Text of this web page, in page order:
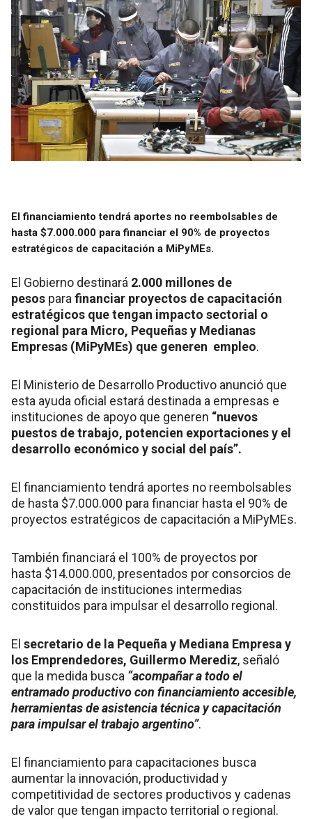
El financiamiento tendrá aportes no reembolsables de
hasta $7.000.000 para financiar el 90% de proyectos
estratégicos de capacitación a MiPyMEs.
El Gobierno destinará 2.000 millones de
pesos parafinanciar proyectos de capacitación
estratégicos que tengan impacto sectorial o
regional para Micro, Pequeñas y Medianas
Empresas (MiPyMEs) que generen empleo.
El Ministerio de Desarrollo Productivo anunció que
esta ayuda oficial estará destinada a empresas e
instituciones de apoyo que generen “nuevos
puestos de trabajo, potencien exportaciones y el
desarrollo económico y social del país”.
El financiamiento tendrá aportes no reembolsables
de hasta $7.000.000 para financiar hasta el 90% de
proyectos estratégicos de capacitación a MiPyMEs.
También financiará el 100% de proyectos por
hasta $14.000.000, presentados por consorcios de
capacitación de instituciones intermedias
constituidos para impulsar el desarrollo regional.
El secretario de la Pequeña y Mediana Empresa y
los Emprendedores, Guillermo Merediz, señaló
que la medida busca “acompañar a todo el
entramado productivo con financiamiento accesible,
herramientas de asistencia técnica y capacitación
para impulsar el trabajo argentino”.
El financiamiento para capacitaciones busca
aumentar la innovación, productividad y
competitividad de sectores productivos y cadenas
de valor que tengan impacto territorial o regional.